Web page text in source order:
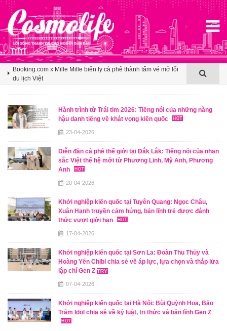
Agoda ghi nhận Việt Nam bứt phá trên bản đồ du lịch mùa hè
châu Á nhờ sức hút ngày càng lan rộng
Booking.com x Mille Mille biến ly cà phê thành tấm vé mở lối
du lịch Việt
Klook hé lộ khoảng trống cảm ơn trong văn hóa du lịch nhóm
của người Việt
Agoda ghi nhận Việt Nam bứt phá trên bản đồ du lịch mùa hè
châu Á nhờ sức hút ngày càng lan rộng
Booking.com x Mille Mille biến ly cà phê thành tấm vé mở lối
du lịch Việt
Hành trình từ Trái tim 2026: Tiếng nói của những nàng
hậu danh tiếng về khát vọng kiến quốc
23-04-2026
Diễn đàn cà phê thế giới tại Đắk Lắk: Tiếng nói của nhan
sắc Việt thế hệ mới từ Phương Linh, Mỹ Anh, Phương
Anh
20-04-2026
Khởi nghiệp kiến quốc tại Tuyên Quang: Ngọc Châu,
Xuân Hạnh truyền cảm hứng, bản lĩnh trẻ được đánh
thức vượt giới hạn
17-04-2026
Khởi nghiệp kiến quốc tại Sơn La: Đoàn Thu Thủy và
Hoàng Yến Chibi chia sẻ về áp lực, lựa chọn và thắp lửa
lập chí Gen Z
07-04-2026
Khởi nghiệp kiến quốc tại Hà Nội: Bùi Quỳnh Hoa, Bảo
Trâm Idol chia sẻ về kỷ luật, tri thức và bản lĩnh Gen Z